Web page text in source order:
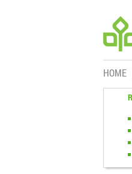
HOME